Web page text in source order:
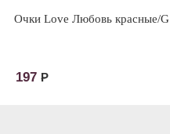
Очки Love Любовь красные/G
197 Р